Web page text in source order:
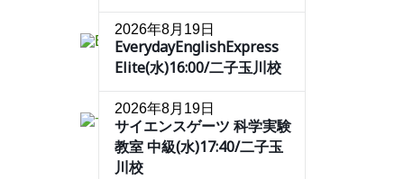
2026年8月19日
EverydayEnglishExpress
Elite(水)16:00/二子玉川校
2026年8月19日
サイエンスゲーツ 科学実験
教室 中級(水)17:40/二子玉
川校